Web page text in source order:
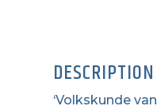
DESCRIPTION
‘Volkskunde